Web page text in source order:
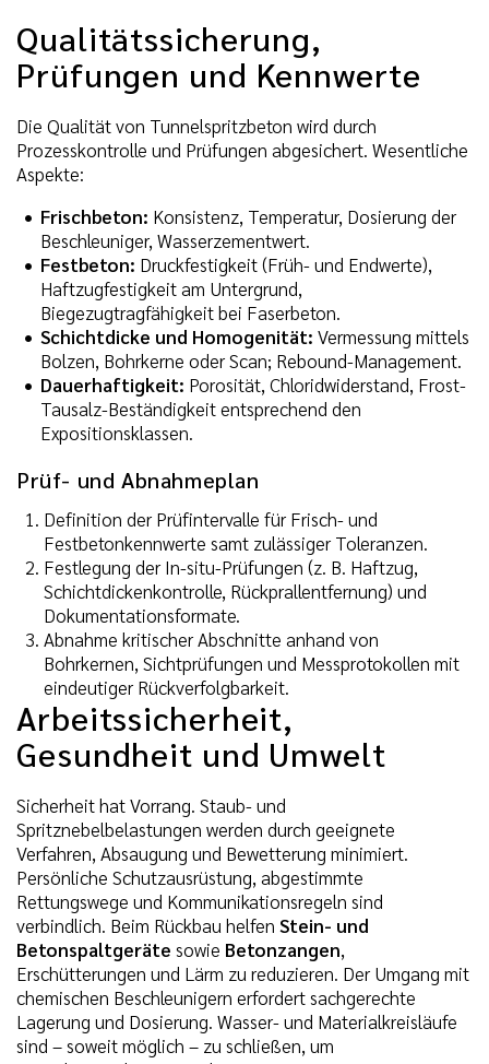
Qualitätssicherung,
Prüfungen und Kennwerte
Die Qualität von Tunnelspritzbeton wird durch
Prozesskontrolle und Prüfungen abgesichert. Wesentliche
Aspekte:
Frischbeton: Konsistenz, Temperatur, Dosierung der
Beschleuniger, Wasserzementwert.
Festbeton: Druckfestigkeit (Früh- und Endwerte),
Haftzugfestigkeit am Untergrund,
Biegezugtragfähigkeit bei Faserbeton.
Schichtdicke und Homogenität: Vermessung mittels
Bolzen, Bohrkerne oder Scan; Rebound-Management.
Dauerhaftigkeit: Porosität, Chloridwiderstand, Frost-
Tausalz-Beständigkeit entsprechend den
Expositionsklassen.
Prüf- und Abnahmeplan
Definition der Prüfintervalle für Frisch- und
Festbetonkennwerte samt zulässiger Toleranzen.
Festlegung der In-situ-Prüfungen (z. B. Haftzug,
Schichtdickenkontrolle, Rückprallentfernung) und
Dokumentationsformate.
Abnahme kritischer Abschnitte anhand von
Bohrkernen, Sichtprüfungen und Messprotokollen mit
eindeutiger Rückverfolgbarkeit.
Arbeitssicherheit,
Gesundheit und Umwelt
Sicherheit hat Vorrang. Staub- und
Spritznebelbelastungen werden durch geeignete
Verfahren, Absaugung und Bewetterung minimiert.
Persönliche Schutzausrüstung, abgestimmte
Rettungswege und Kommunikationsregeln sind
verbindlich. Beim Rückbau helfen Stein- und
Betonspaltgeräte sowie Betonzangen,
Erschütterungen und Lärm zu reduzieren. Der Umgang mit
chemischen Beschleunigern erfordert sachgerechte
Lagerung und Dosierung. Wasser- und Materialkreisläufe
sind – soweit möglich – zu schließen, um